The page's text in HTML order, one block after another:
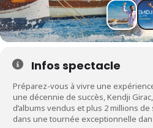
Infos spectacle
Préparez-vous à vivre une
une décennie de succès, Kendji
d’albums vendus et plus 2 millions
dans une tournée exceptionnelle